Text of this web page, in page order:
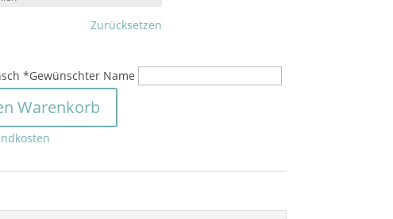
Zurücksetzen
*Gewünschter Name
Warenkorb